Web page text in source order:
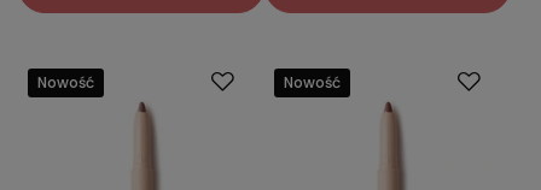
Nowość Nowość